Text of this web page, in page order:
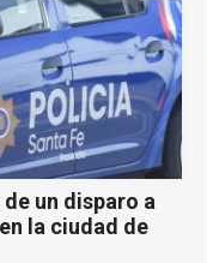
un disparo a
la ciudad de